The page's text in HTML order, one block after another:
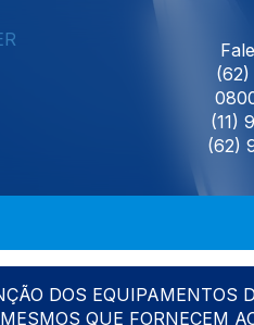
(62)
(11)
(62)
DOS EQUIPAMENTOS
QUE FORNECEM